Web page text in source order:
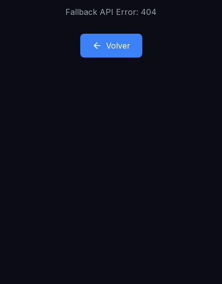
Fallback API Error: 404
Volver